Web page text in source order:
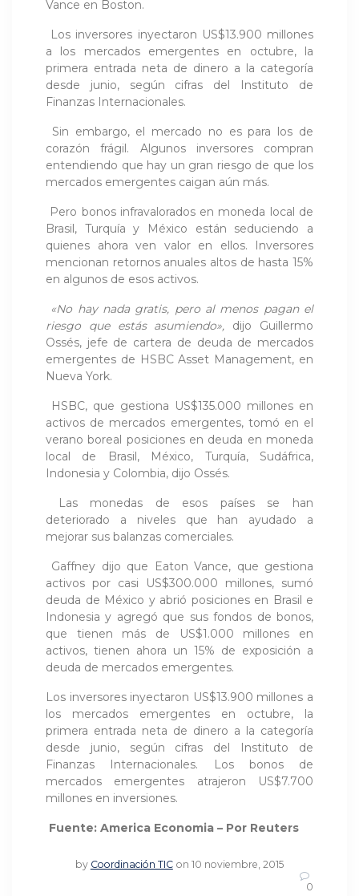
Vance en Boston.
Los inversores inyectaron US$13.900 millones
a los mercados emergentes en octubre, la
primera entrada neta de dinero a la categoría
desde junio, según cifras del Instituto de
Finanzas Internacionales.
Sin embargo, el mercado no es para los de
corazón frágil. Algunos inversores compran
entendiendo que hay un gran riesgo de que los
mercados emergentes caigan aún más.
Pero bonos infravalorados en moneda local de
Brasil, Turquía y México están seduciendo a
quienes ahora ven valor en ellos. Inversores
mencionan retornos anuales altos de hasta 15%
en algunos de esos activos.
«No hay nada gratis, pero al menos pagan el
riesgo que estás asumiendo», dijo Guillermo
Ossés, jefe de cartera de deuda de mercados
emergentes de HSBC Asset Management, en
Nueva York.
HSBC, que gestiona US$135.000 millones en
activos de mercados emergentes, tomó en el
verano boreal posiciones en deuda en moneda
local de Brasil, México, Turquía, Sudáfrica,
Indonesia y Colombia, dijo Ossés.
Las monedas de esos países se han
deteriorado a niveles que han ayudado a
mejorar sus balanzas comerciales.
Gaffney dijo que Eaton Vance, que gestiona
activos por casi US$300.000 millones, sumó
deuda de México y abrió posiciones en Brasil e
Indonesia y agregó que sus fondos de bonos,
que tienen más de US$1.000 millones en
activos, tienen ahora un 15% de exposición a
deuda de mercados emergentes.
Los inversores inyectaron US$13.900 millones a
los mercados emergentes en octubre, la
primera entrada neta de dinero a la categoría
desde junio, según cifras del Instituto de
Finanzas Internacionales. Los bonos de
mercados emergentes atrajeron US$7.700
millones en inversiones.
Fuente: America Economia – Por Reuters
by Coordinación TIC on 10 noviembre, 2015
0